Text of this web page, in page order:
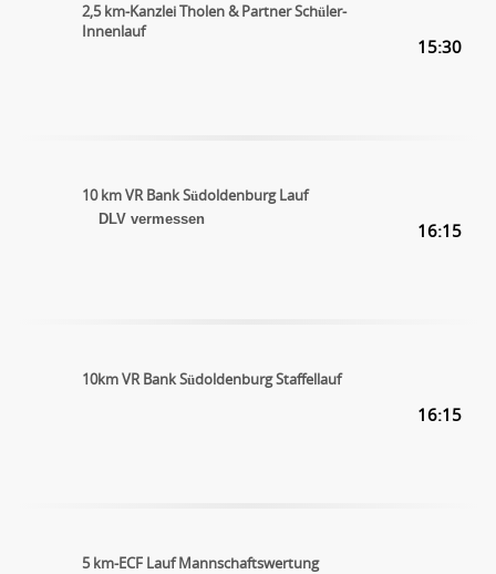
2,5 km-Kanzlei Tholen & Partner Schüler-
Innenlauf
15:30
10 km VR Bank Südoldenburg Lauf
DLV vermessen
16:15
10km VR Bank Südoldenburg Staffellauf
16:15
5 km-ECF Lauf Mannschaftswertung